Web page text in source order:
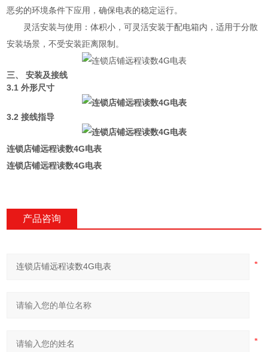
恶劣的环境条件下应用，确保电表的稳定运行。
灵活安装与使用：体积小，可灵活安装于配电箱内，适用于分散
安装场景，不受安装距离限制。
三、 安装及接线
3.1 外形尺寸
3.2 接线指导
连锁店铺远程读数4G电表
连锁店铺远程读数4G电表
产品咨询